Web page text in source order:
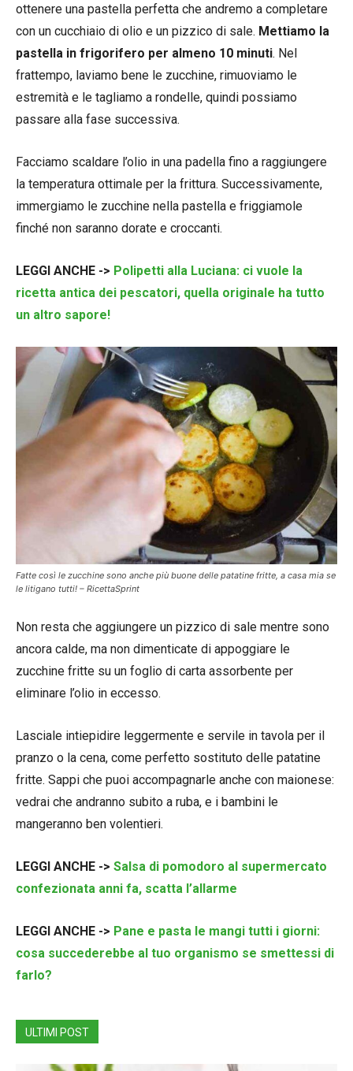
ottenere una pastella perfetta che andremo a completare
con un cucchiaio di olio e un pizzico di sale. Mettiamo la
pastella in frigorifero per almeno 10 minuti. Nel
frattempo, laviamo bene le zucchine, rimuoviamo le
estremità e le tagliamo a rondelle, quindi possiamo
passare alla fase successiva.
Facciamo scaldare l’olio in una padella fino a raggiungere
la temperatura ottimale per la frittura. Successivamente,
immergiamo le zucchine nella pastella e friggiamole
finché non saranno dorate e croccanti.
LEGGI ANCHE -> Polipetti alla Luciana: ci vuole la
ricetta antica dei pescatori, quella originale ha tutto
un altro sapore!
Fatte così le zucchine sono anche più buone delle patatine fritte, a casa mia se
le litigano tutti! – RicettaSprint
Non resta che aggiungere un pizzico di sale mentre sono
ancora calde, ma non dimenticate di appoggiare le
zucchine fritte su un foglio di carta assorbente per
eliminare l’olio in eccesso.
Lasciale intiepidire leggermente e servile in tavola per il
pranzo o la cena, come perfetto sostituto delle patatine
fritte. Sappi che puoi accompagnarle anche con maionese:
vedrai che andranno subito a ruba, e i bambini le
mangeranno ben volentieri.
LEGGI ANCHE -> Salsa di pomodoro al supermercato
confezionata anni fa, scatta l’allarme
LEGGI ANCHE -> Pane e pasta le mangi tutti i giorni:
cosa succederebbe al tuo organismo se smettessi di
farlo?
ULTIMI POST